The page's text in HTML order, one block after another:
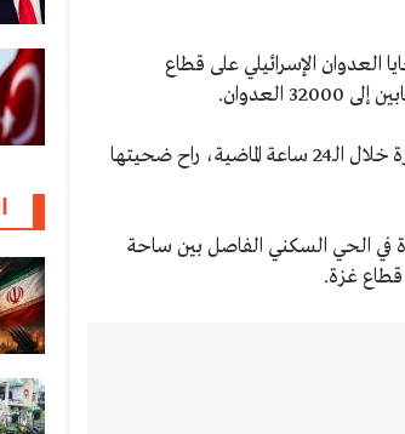
الإسرائيلي على قطاع
وأكدت وزارة الصحة أن الاحتلال ارتكب 15 مجزرة في قطاع غزة خلال الـ24 ساعة الماضية، راح ضحيتها
في الحي السكني الفاصل بين ساحة
غزة.